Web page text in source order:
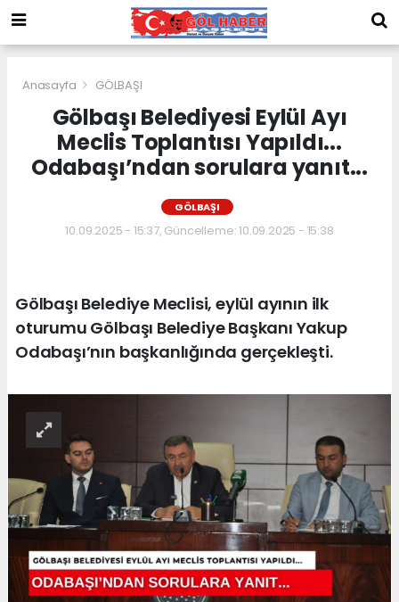
Anasayfa GÖLBAŞI
Gölbaşı Belediyesi Eylül Ayı
Meclis Toplantısı Yapıldı...
Odabaşı’ndan sorulara yanıt...
GÖLBAŞI
10.09.2025 - 15:37, Güncelleme: 10.09.2025 - 15:38
Gölbaşı Belediye Meclisi, eylül ayının ilk
oturumu Gölbaşı Belediye Başkanı Yakup
Odabaşı’nın başkanlığında gerçekleşti.